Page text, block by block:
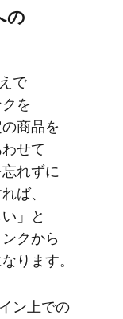
の​
で​
を​
商品を​
せて​
れずに​
ば、​
」と​
クから​
ります。
ン上での​